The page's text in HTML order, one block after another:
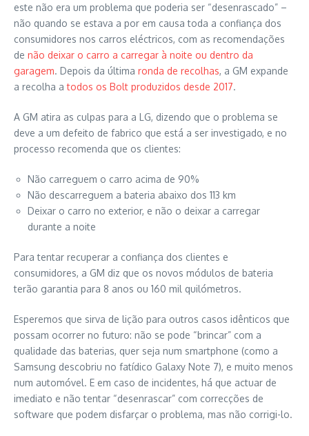
este não era um problema que poderia ser “desenrascado” –
não quando se estava a por em causa toda a confiança dos
consumidores nos carros eléctricos, com as recomendações
de não deixar o carro a carregar à noite ou dentro da
garagem. Depois da última ronda de recolhas, a GM expande
a recolha atodos os Bolt produzidos desde 2017.
A GM atira as culpas para a LG, dizendo que o problema se
deve a um defeito de fabrico que está a ser investigado, e no
processo recomenda que os clientes:
Não carreguem o carro acima de 90%
Não descarreguem a bateria abaixo dos 113 km
Deixar o carro no exterior, e não o deixar a carregar
durante a noite
Para tentar recuperar a confiança dos clientes e
consumidores, a GM diz que os novos módulos de bateria
terão garantia para 8 anos ou 160 mil quilómetros.
Esperemos que sirva de lição para outros casos idênticos que
possam ocorrer no futuro: não se pode “brincar” com a
qualidade das baterias, quer seja num smartphone (como a
Samsung descobriu no fatídico Galaxy Note 7), e muito menos
num automóvel. E em caso de incidentes, há que actuar de
imediato e não tentar “desenrascar” com correcções de
software que podem disfarçar o problema, mas não corrigi-lo.